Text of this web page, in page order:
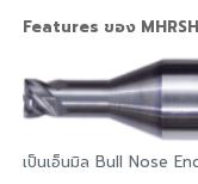
Features ของ
เป็นเอ็นมิล Bull Nose